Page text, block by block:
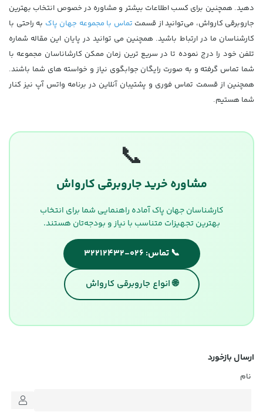
دهید. همچنین برای کسب اطلاعات بیشتر و مشاوره در خصوص انتخاب بهترین
جاروبرقی کارواش، می‌توانید از قسمت تماس با مجموعه جهان پاک به راحتی با
کارشناسان ما در ارتباط باشید. همچنین می توانید در پایان این مقاله شماره
تلفن خود را درج نموده تا در سریع ترین زمان ممکن کارشاناسان مجموعه با
شما تماس گرفته و به صورت رایگان جوابگوی نیاز و خواسته های شما باشند.
همچنین از قسمت تماس فوری و پشتیبان آنلاین در برنامه واتس آپ نیز کنار
شما هستیم.
📞
مشاوره خرید جاروبرقی کارواش
کارشناسان جهان پاک آماده راهنمایی شما برای انتخاب
بهترین تجهیزات متناسب با نیاز و بودجه‌تان هستند.
📞 تماس: ۰۲۶-۳۲۲۱۲۴۳۲
🌐 انواع جاروبرقی کارواش
ارسال بازخورد
نام